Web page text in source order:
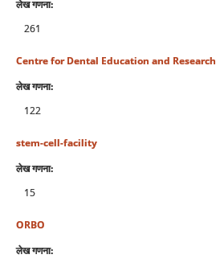
लेख गणना:
261
Centre for Dental Education and Research
लेख गणना:
122
stem-cell-facility
लेख गणना:
15
ORBO
लेख गणना: